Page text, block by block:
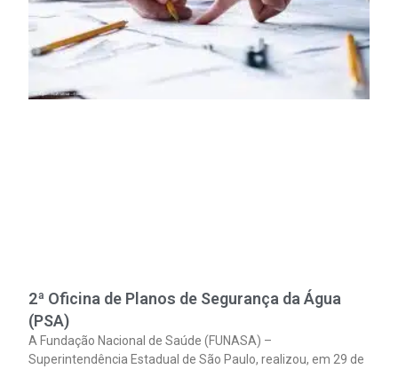
2ª Oficina de Planos de Segurança da Água
(PSA)
A Fundação Nacional de Saúde (FUNASA) –
Superintendência Estadual de São Paulo, realizou, em 29 de